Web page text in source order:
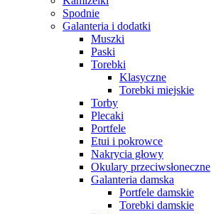
Spodnie
Galanteria i dodatki
Muszki
Paski
Torebki
Klasyczne
Torebki miejskie
Torby
Plecaki
Portfele
Etui i pokrowce
Nakrycia głowy
Okulary przeciwsłoneczne
Galanteria damska
Portfele damskie
Torebki damskie